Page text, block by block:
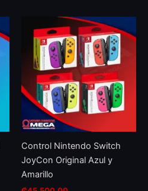
Control Nintendo Switch
JoyCon Original Azul y
Amarillo